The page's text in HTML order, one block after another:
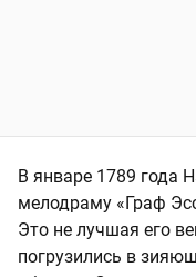
В январе 1789 года
мелодраму «Граф
Это не лучшая его
погрузились в